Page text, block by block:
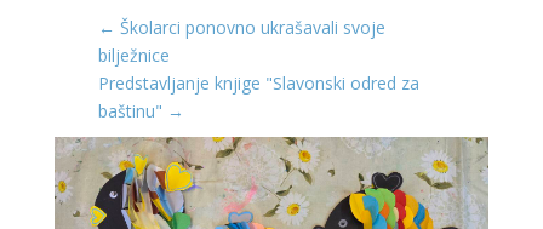
← Školarci ponovno ukrašavali svoje
bilježnice
Predstavljanje knjige "Slavonski odred za
baštinu" →